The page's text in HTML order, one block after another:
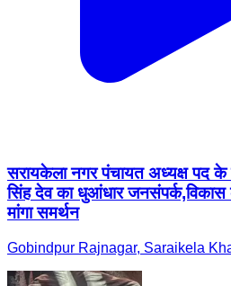
सरायकेला नगर पंचायत अध्यक्ष पद के
सिंह देव का धुआंधार
मांगा समर्थन
Gobindpur Rajnagar, Saraikela